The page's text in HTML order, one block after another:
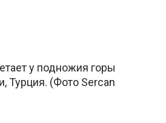
у подножия горы
Турция. (Фото Sercan